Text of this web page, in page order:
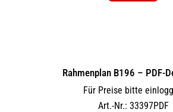
Rahmenplan B196 – PDF-
Für Preise bitte
Art.-Nr.: 33397PDF